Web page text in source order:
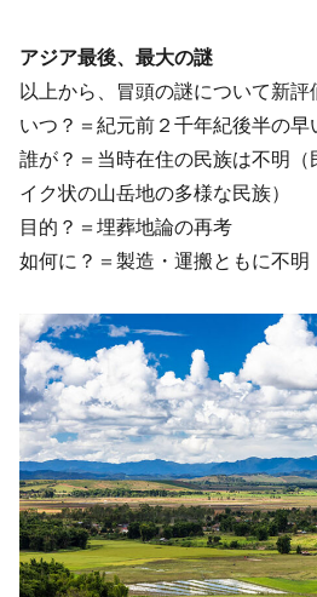
アジア最後、最大の謎
以上から、冒頭の謎について新評
いつ？＝紀元前２千年紀後半の早
誰が？＝当時在住の民族は不明
イク状の山岳地の多様な民族）
目的？＝埋葬地論の再考
如何に？＝製造・運搬ともに不明